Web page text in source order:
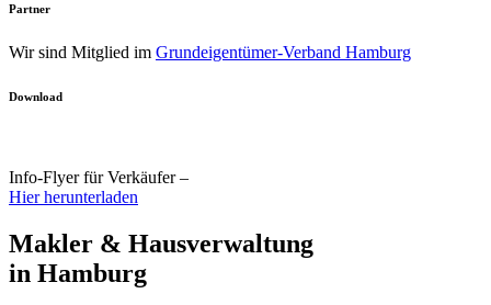
Partner
Wir sind Mitglied im Grundeigentümer-Verband Hamburg
Download
Info-Flyer für Verkäufer –
Hier herunterladen
Makler & Hausverwaltung
in Hamburg